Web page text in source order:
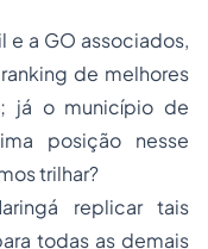
e a GO associados,
de melhores
já o município de
posição nesse
trilhar?
replicar tais
todas as demais